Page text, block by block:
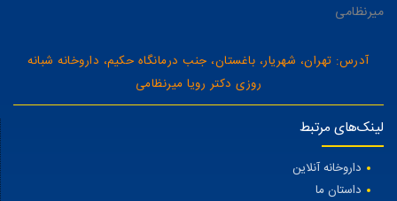
میرنظامی
آدرس: تهران، شهریار، باغستان، جنب درمانگاه حکیم، داروخانه شبانه
روزی دکتر رویا میرنظامی
لینک‌های مرتبط
داروخانه آنلاین
داستان ما